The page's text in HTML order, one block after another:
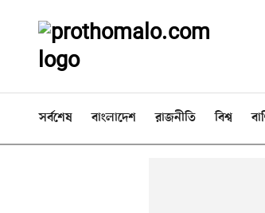
সর্বশেষ বাংলাদেশ রাজনীতি বিশ্ব